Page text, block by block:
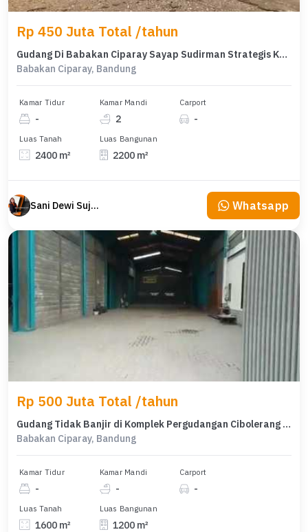
Rp 450 Juta Total /tahun
Gudang Di Babakan Ciparay Sayap Sudirman Strategis Kota Bandung
Babakan Ciparay, Bandung
Kamar Tidur
-
Kamar Mandi
2
Carport
-
Luas Tanah
2400 m²
Luas Bangunan
2200 m²
Sani Dewi Sujono Whatsapp
Rp 500 Juta Total /tahun
Gudang Tidak Banjir di Komplek Pergudangan Cibolerang Bandung
Babakan Ciparay, Bandung
Kamar Tidur
-
Kamar Mandi
-
Carport
-
Luas Tanah
1600 m²
Luas Bangunan
1200 m²